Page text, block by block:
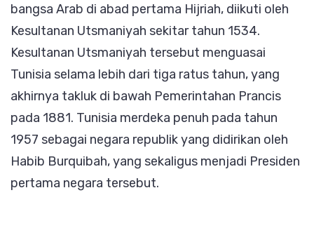
bangsa Arab di abad pertama Hijriah, diikuti oleh
Kesultanan Utsmaniyah sekitar tahun 1534.
Kesultanan Utsmaniyah tersebut menguasai
Tunisia selama lebih dari tiga ratus tahun, yang
akhirnya takluk di bawah Pemerintahan Prancis
pada 1881. Tunisia merdeka penuh pada tahun
1957 sebagai negara republik yang didirikan oleh
Habib Burquibah, yang sekaligus menjadi Presiden
pertama negara tersebut.